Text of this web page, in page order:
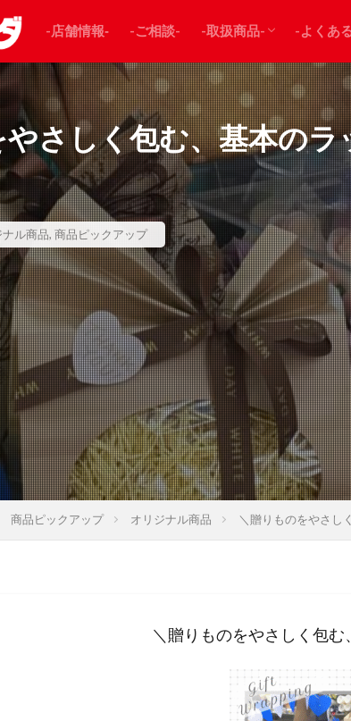
-店舗情報‐ -ご相談- -取扱商品-
-ラッピングサービス-
-み楽るタッチ-
-よくあ
さしく包む、基本のラ
ル商品, 商品ピックアップ
商品ピックアップ オリジナル商品 ＼贈りものをやさし
＼贈りものをやさしく包